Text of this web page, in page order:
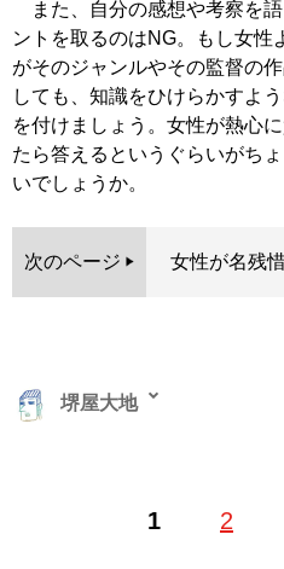
また、自分の感想や考察を
ントを取るのはNG。もし女性
がそのジャンルやその監督の
しても、知識をひけらかすよ
を付けましょう。女性が熱心
たら答えるというぐらいがち
いでしょうか。
次のページ 女性が名残
1 2
堺屋大地
ンセラー。本連載意外に『